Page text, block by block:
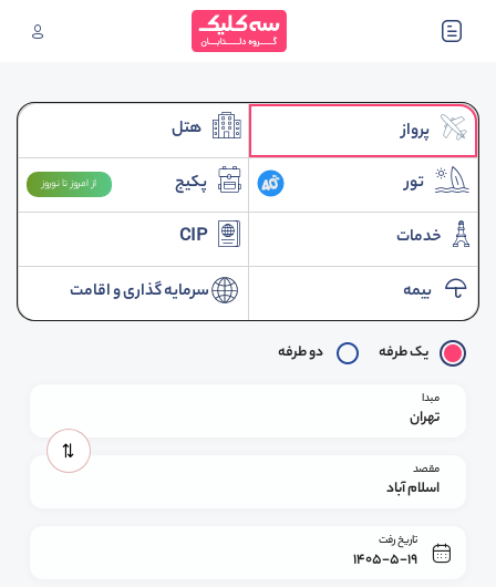
پرواز هتل
تور پکیج از امروز تا نوروز
خدمات CIP
بیمه سرمایه گذاری و اقامت
یک طرفه دو طرفه
مبدا
تهران
مقصد
اسلام آباد
تاریخ رفت
1405-5-19